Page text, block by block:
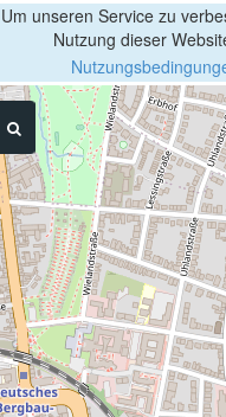
Um unseren Service zu
Nutzung dieser